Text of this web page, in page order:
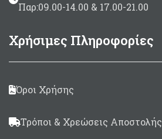
Παρ:09.00-14.00 & 17.00-21.00
Χρήσιμες Πληροφορίες
Όροι Χρήσης
Τρόποι & Χρεώσεις Αποστολής